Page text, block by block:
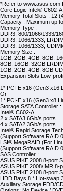
*Refer to www.asus.com
Core Logic Intel® C602-A
Memory Total Slots : 12
Capacity : Maximum up
Memory Type :
DDR3, 800/1066/1333/
DDR3, 1066/1333,
DDR3, 1066/1333,
Memory Size :
1GB, 2GB, 4GB, 8GB,
8GB, 16GB, 32GB
1GB, 2GB, 4GB, 8GB
Expansion Slots Low-
1* PCI-E x16 (Gen3 x16
Or
1* PCI-E x16 (Gen3 x8
Storage SATA Controller :
Intel® C602-A
2 x SATA3 6Gb/s ports
4 x SATA2 3Gb/s ports
Intel® Rapid Storage
(Support Software RAID
LSI® MegaRAID (For
(Support Software RAID
SAS Controller :
ASUS PIKE 2008 8-port
ASUS PIKE 2008/IMR 8-
ASUS PIKE 2108 8-port
HDD Bays 8 * Hot-swap
Auxiliary Storage FDD/